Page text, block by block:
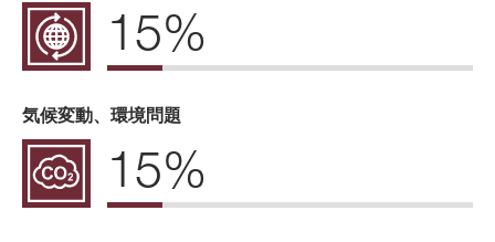
15%
気候変動、環境問題
15%